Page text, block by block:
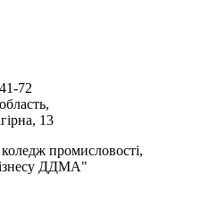
72
13
промисловості,
ДДМА"